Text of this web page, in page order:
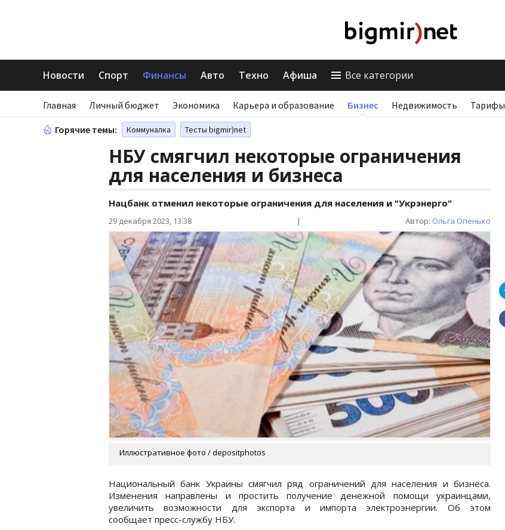
Новости Спорт Финансы Авто Техно Афиша Все категории
Главная Личный бюджет Экономика Карьера и образование Бизнес Недвижимость Тарифы
Горячие темы: Коммуналка Тесты bigmir)net
НБУ смягчил некоторые ограничения
для населения и бизнеса
Нацбанк отменил некоторые ограничения для населения и "Укрэнерго"
29 декабря 2023, 13:38 | Автор: Ольга Опенько
Иллюстративное фото / depositphotos
Национальный банк Украины смягчил ряд ограничений для населения и бизнеса.
Изменения направлены и простить получение денежной помощи украинцами,
увеличить возможности для экспорта и импорта электроэнергии. Об этом
сообщает пресс-службу НБУ.